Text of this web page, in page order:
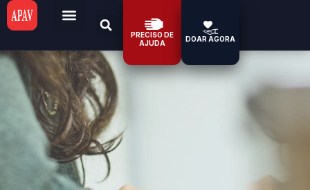
PRECISO DE
AJUDA
DOAR AGORA